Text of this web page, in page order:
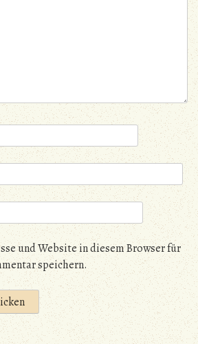
und Website in diesem Browser für
speichern.